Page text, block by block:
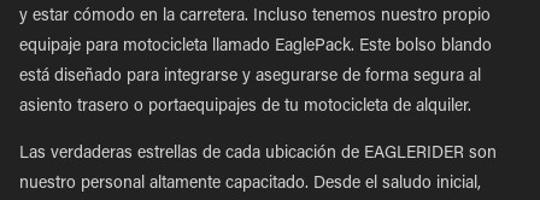
y estar cómodo en la carretera. Incluso tenemos nuestro propio
equipaje para motocicleta llamado EaglePack. Este bolso blando
está diseñado para integrarse y asegurarse de forma segura al
asiento trasero o portaequipajes de tu motocicleta de alquiler.
Las verdaderas estrellas de cada ubicación de EAGLERIDER son
nuestro personal altamente capacitado. Desde el saludo inicial,